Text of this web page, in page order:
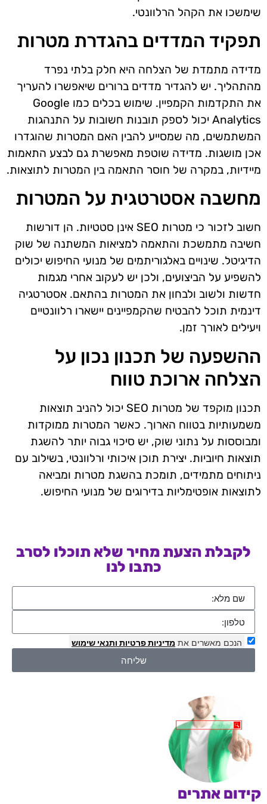
שימשכו את הקהל הרלוונטי.
תפקיד המדדים בהגדרת מטרות
מדידה מתמדת של הצלחה היא חלק בלתי נפרד
מהתהליך. יש להגדיר מדדים ברורים שיאפשרו להעריך
את התקדמות הקמפיין. שימוש בכלים כמו Google
Analytics יכול לספק תובנות חשובות על התנהגות
המשתמשים, מה שמסייע להבין האם המטרות שהוגדרו
אכן מושגות. מדידה שוטפת מאפשרת גם לבצע התאמות
מיידיות, במקרה של חוסר התאמה בין המטרות לתוצאות.
מחשבה אסטרטגית על המטרות
חשוב לזכור כי מטרות SEO אינן סטטיות. הן דורשות
חשיבה מתמשכת והתאמה למציאות המשתנה של שוק
הדיגיטל. שינויים באלגוריתמים של מנועי החיפוש יכולים
להשפיע על הביצועים, ולכן יש לעקוב אחרי מגמות
חדשות ולשוב ולבחון את המטרות בהתאם. אסטרטגיה
דינמית תוכל להבטיח שהקמפיינים יישארו רלוונטיים
ויעילים לאורך זמן.
ההשפעה של תכנון נכון על
הצלחה ארוכת טווח
תכנון מוקפד של מטרות SEO יכול להניב תוצאות
משמעותיות בטווח הארוך. כאשר המטרות ממוקדות
ומבוססות על נתוני שוק, יש סיכוי גבוה יותר להשגת
תוצאות חיוביות. יצירת תוכן איכותי ורלוונטי, בשילוב עם
ניתוחים מתמידים, תומכת בהשגת מטרות ומביאה
לתוצאות אופטימליות בדירוגים של מנועי החיפוש.
לקבלת הצעת מחיר שלא תוכלו לסרב
כתבו לנו
הנכם מאשרים את מדיניות פרטיות ותנאי שימוש
שליחה
קידום אתרים